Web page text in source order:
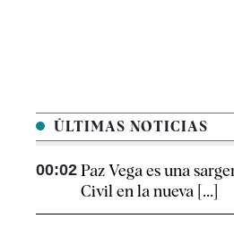
ÚLTIMAS NOTICIAS
00:02 Paz Vega es una
Civil en la nueva [...]